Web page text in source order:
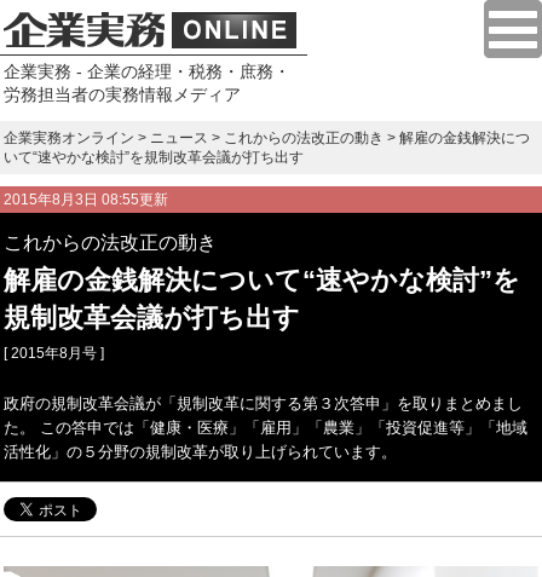
企業実務 - 企業の経理・税務・庶務・
労務担当者の実務情報メディア
企業実務オンライン > ニュース > これからの法改正の動き > 解雇の金銭解決につ
いて“速やかな検討”を規制改革会議が打ち出す
2015年8月3日 08:55更新
これからの法改正の動き
解雇の金銭解決について“速やかな検討”を
規制改革会議が打ち出す
[ 2015年8月号 ]
政府の規制改革会議が「規制改革に関する第３次答申」を取りまとめまし
た。 この答申では「健康・医療」「雇用」「農業」「投資促進等」「地域
活性化」の５分野の規制改革が取り上げられています。